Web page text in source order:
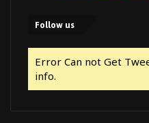
Follow us
Error Can not Get
info.